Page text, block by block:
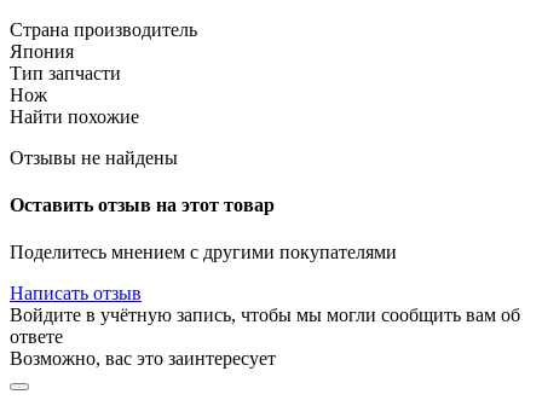
Страна производитель
Япония
Тип запчасти
Нож
Найти похожие
Отзывы не найдены
Оставить отзыв на этот товар
Поделитесь мнением с другими покупателями
Написать отзыв
Войдите в учётную запись, чтобы мы могли сообщить вам об
ответе
Возможно, вас это заинтересует